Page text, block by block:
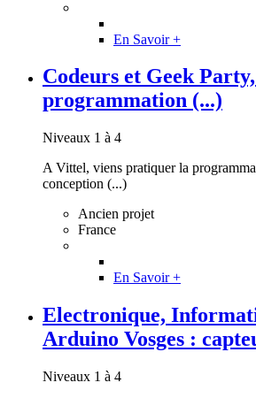
En Savoir +
Codeurs et Geek
programmation (...)
Niveaux 1 à 4
A Vittel, viens pratiquer la
conception (...)
Ancien projet
France
En Savoir +
Electronique,
Arduino Vosges :
Niveaux 1 à 4